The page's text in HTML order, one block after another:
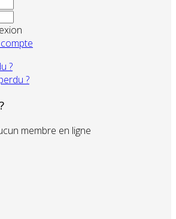
?
?
membre en ligne